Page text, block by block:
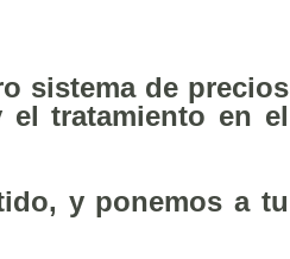
sistema de precios
tratamiento en el
y ponemos a tu